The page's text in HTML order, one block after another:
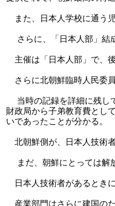
また、日本人学校に通う
さらに、「日本人部」結
主催は「日本人部」で、
さらに北朝鮮臨時人民委
当時の記録を詳細に残し
財政局から子弟教育費とし
いであったことが分かる。
北朝鮮側が、日本人技術
まだ、朝鮮にとっては解
日本人技術者があるとき
産業部門はさらに建国の